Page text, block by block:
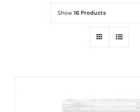
Show 16 Products